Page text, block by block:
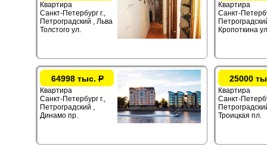
Квартира
Санкт-Петербург г.,
Петроградский , Льва
Толстого ул.
Квартира
Санкт-
Кропоткина
64998 тыс.Р
Квартира
Санкт-Петербург г.,
Петроградский ,
Динамо пр.
25000
Квартира
Санкт-
Троицкая пл.